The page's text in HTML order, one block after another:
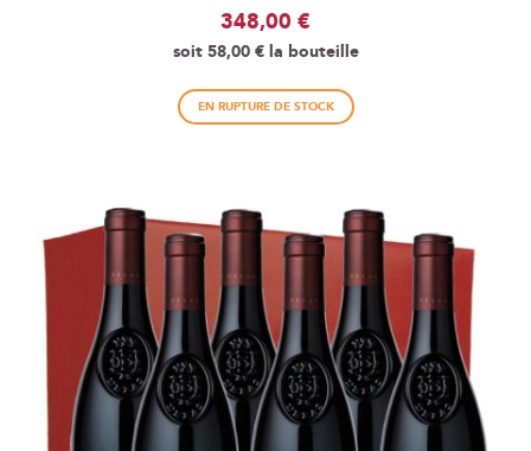
348,00 €
soit58,00 €la bouteille
EN RUPTURE DE STOCK